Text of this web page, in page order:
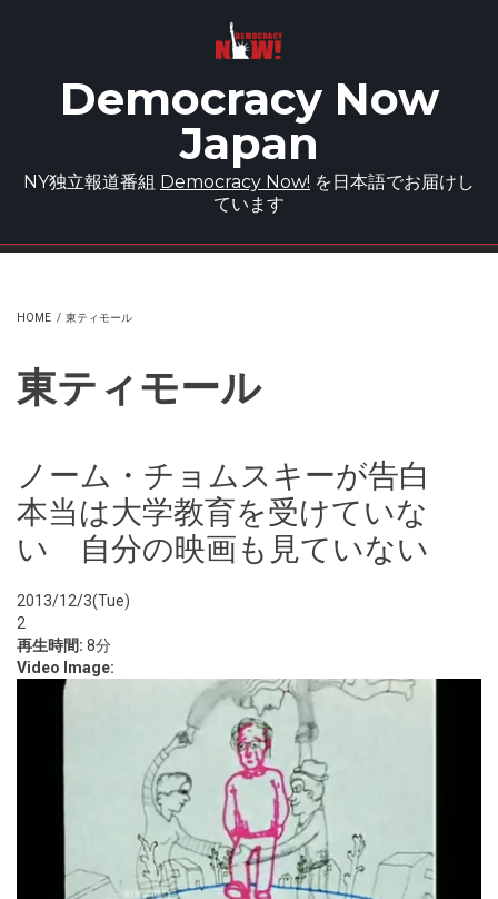
Democracy Now
Japan
NY独立報道番組 Democracy Now! を日本語でお届けし
ています
HOME / 東ティモール
東ティモール
ノーム・チョムスキーが告白
本当は大学教育を受けていな
い 自分の映画も見ていない
2013/12/3(Tue)
2
再生時間: 8分
Video Image: